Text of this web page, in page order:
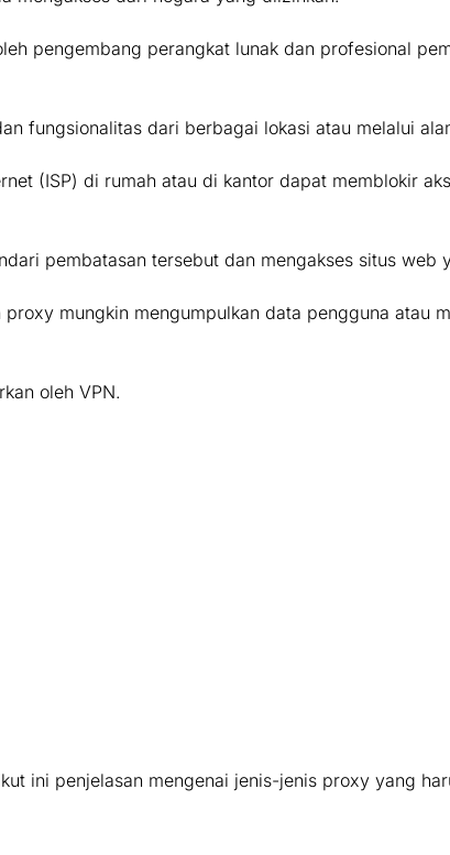
pengembang perangkat lunak dan profesional
fungsionalitas dari berbagai lokasi atau melalui
(ISP) di rumah atau di kantor dapat memblokir
pembatasan tersebut dan mengakses situs web
mungkin mengumpulkan data pengguna atau
oleh VPN.
ini penjelasan mengenai jenis-jenis proxy yang